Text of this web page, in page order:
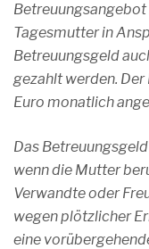
Betreuungsangebot
Tagesmutter in
Betreuungsgeld
gezahlt werden.
Euro monatlich
Das
wenn die Mutter
Verwandte oder
wegen plötzlicher
eine